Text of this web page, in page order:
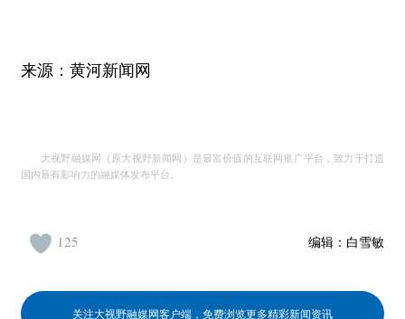
来源：黄河新闻网
大视野融媒网（原大视野新闻网）是最富价值的互联网推广平台，致力于打造
国内最有影响力的融媒体发布平台。
编辑： 白雪敏
125
关注大视野融媒网客户端，免费浏览更多精彩新闻资讯